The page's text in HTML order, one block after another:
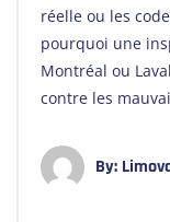
réelle ou les
pourquoi une
Montréal ou
contre les
By: